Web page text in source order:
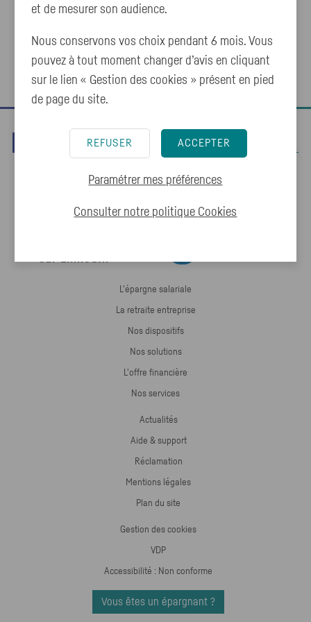
déontologique pour savoir comment l'exercer.
Suivant
Abandonner
Réalisez vos projets grâce à l’épargne
gérez votre épargne en ligne et profitez.
sur LinkedIn
L'épargne salariale
La retraite entreprise
Nos dispositifs
Nos solutions
L'offre financière
Nos services
Actualités
Aide & support
Réclamation
Mentions légales
Plan du site
Gestion des cookies
VDP
Accessibilité : Non conforme
Vous êtes un épargnant ?
et de mesurer son audience.
Nous conservons vos choix pendant 6 mois. Vous
pouvez à tout moment changer d’avis en cliquant
sur le lien « Gestion des cookies » présent en pied
de page du site.
ACCEPTER
REFUSER
Paramétrer mes préférences
Consulter notre politique Cookies